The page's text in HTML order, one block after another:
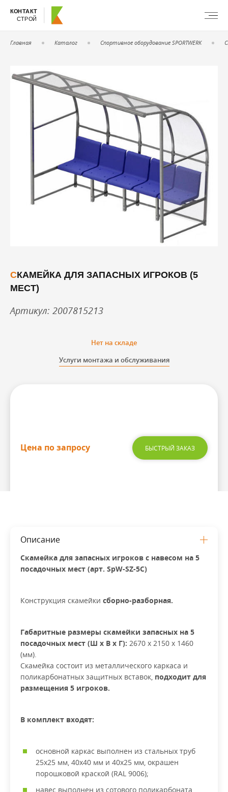
КОНТАКТ
СТРОЙ
Главная Каталог Спортивное оборудование SPORTWERK
СКАМЕЙКА ДЛЯ ЗАПАСНЫХ ИГРОКОВ (5
МЕСТ)
Артикул: 2007815213
Нет на складе
Услуги монтажа и обслуживания
Цена по запросу БЫСТРЫЙ ЗАКАЗ
Описание
Скамейка для запасных игроков с навесом на 5
посадочных мест (арт. SpW-SZ-5C)
Конструкция скамейки сборно-разборная.
Габаритные размеры скамейки запасных на 5
посадочных мест (Ш х В х Г): 2670 х 2150 х 1460
(мм).
Скамейка состоит из металлического каркаса и
поликарбонатных защитных вставок, подходит для
размещения 5 игроков.
В комплект входят:
основной каркас выполнен из стальных труб
25х25 мм, 40х40 мм и 40х25 мм, окрашен
порошковой краской (RAL 9006);
навес выполнен из сотового поликарбоната